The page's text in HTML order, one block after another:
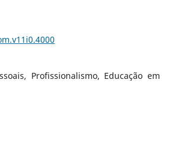
Profissionalismo, Educação em